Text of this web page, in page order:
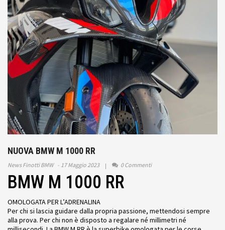
NUOVA BMW M 1000 RR
News Finotti BMW 17 Maggio 2023 0 Commenti
BMW M 1000 RR
OMOLOGATA PER L’ADRENALINA
Per chi si lascia guidare dalla propria passione, mettendosi sempre
alla prova. Per chi non è disposto a regalare né millimetri né